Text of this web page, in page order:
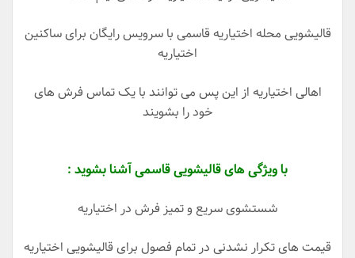
قالیشویی محله اختیاریه قاسمی با سرویس رایگان برای ساکنین
اختیاریه
اهالی اختیاریه از این پس می توانند با یک تماس فرش های
خود را بشویند
با ویژگی های قالیشویی قاسمی آشنا بشوید :
شستشوی سریع و تمیز فرش در اختیاریه
قیمت های تکرار نشدنی در تمام فصول برای قالیشویی اختیاریه